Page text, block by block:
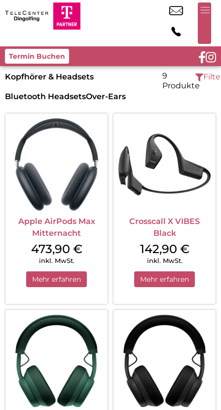
Termin Buchen
Kopfhörer & Headsets
Bluetooth HeadsetsOver-Ears
9
Produkte
Apple AirPods Max
Mitternacht
473,90 €
inkl. MwSt.
Mehr erfahren
Crosscall X VIBES
Black
142,90 €
inkl. MwSt.
Mehr erfahren